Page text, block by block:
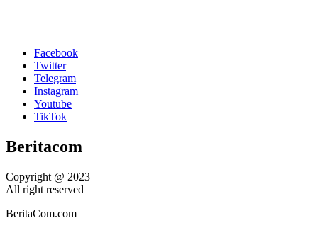
Facebook
Twitter
Telegram
Instagram
Youtube
TikTok
Beritacom
Copyright @ 2023
All right reserved
BeritaCom.com